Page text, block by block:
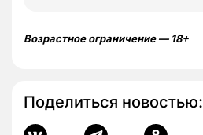
Возрастное ограничение — 18+
Поделиться новостью: